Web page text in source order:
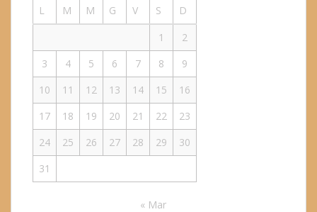
L M M G V S
D
1
2
3
4 5 6 7 8
9
10
11 12 13 14 15
16
17
18 19 20 21 22
23
24
25 26 27 28 29
30
31
« Mar